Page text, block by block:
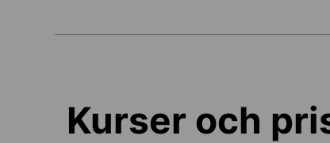
Kurser och